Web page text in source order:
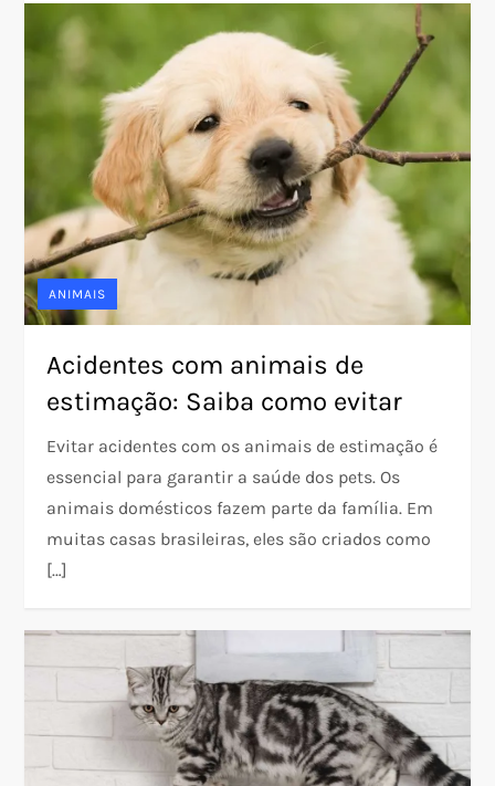
ANIMAIS
Acidentes com animais de
estimação: Saiba como evitar
Evitar acidentes com os animais de estimação é
essencial para garantir a saúde dos pets. Os
animais domésticos fazem parte da família. Em
muitas casas brasileiras, eles são criados como
[…]